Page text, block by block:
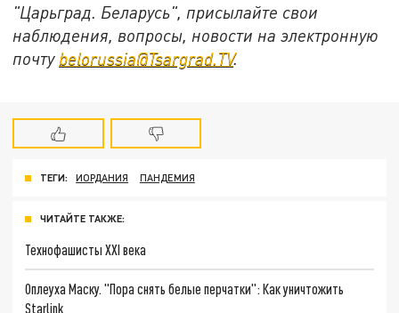
"Царьград. Беларусь", присылайте свои
наблюдения, вопросы, новости на электронную
почту belorussia@Tsargrad.TV.
ТЕГИ: ИОРДАНИЯ ПАНДЕМИЯ
ЧИТАЙТЕ ТАКЖЕ:
Технофашисты XXI века
Оплеуха Маску. "Пора снять белые перчатки": Как уничтожить
Starlink